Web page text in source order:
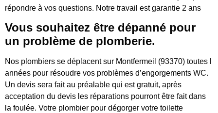
répondre à vos questions. Notre travail est garantie 2 ans
Vous souhaitez être dépanné pour
un problème de plomberie.
Nos plombiers se déplacent sur Montfermeil (93370) toutes l
années pour résoudre vos problèmes d’engorgements WC.
Un devis sera fait au préalable qui est gratuit, après
acceptation du devis les réparations pourront être fait dans
la foulée. Votre plombier pour dégorger votre toilette